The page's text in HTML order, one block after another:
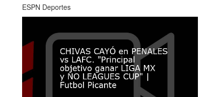
ESPN Deportes